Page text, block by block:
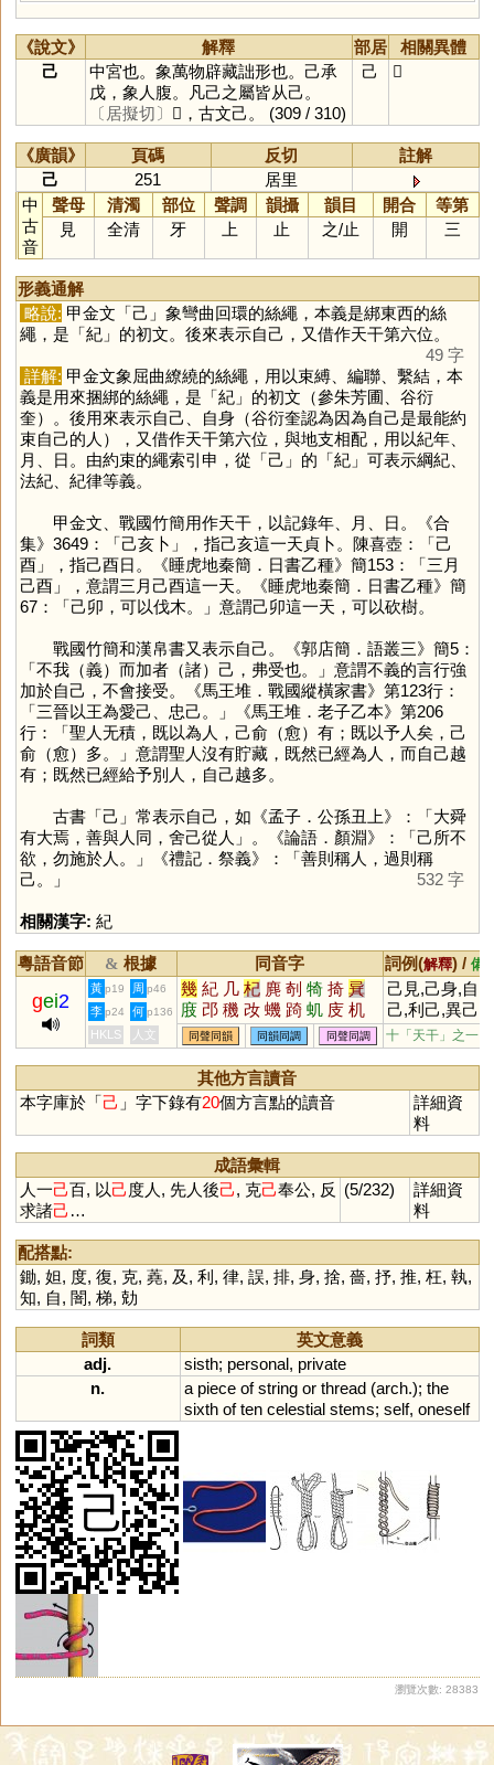
《說文》 解釋 部居
相關異體
己
中宮也。象萬物辟藏詘形也。己承
戊，象人腹。凡己之屬皆从己。
〔居擬切〕
𢀒，古文己。 (309 / 310)
己 𢀒
《廣韻》 頁碼 反切
註解
己
251
居里
中
古
音
聲母 清濁 部位 聲調 韻攝 韻目 開合
等第
見
全清 牙 上 止 之/止 開 三
形義通解
略說: 甲金文「己 」象彎曲回環的絲繩，本義是綁東西的絲
繩，是「紀」的初文。後來表示自己，又借作天干第六位。
49 字
詳解: 甲金文象屈曲繚繞的絲繩，用以束縛、編聯、繫結，本
義是用來捆綁的絲繩，是「紀」的初文（參朱芳圃、谷衍
奎）。後用來表示自己、自身（谷衍奎認為因為自己是最能約
束自己的人），又借作天干第六位，與地支相配，用以紀年、
月、日。由約束的繩索引申，從「己 」的「紀」可表示綱紀、
法紀、紀律等義。
甲金文、戰國竹簡用作天干，以記錄年、月、日。《合
集》3649：「己亥卜」，指己亥這一天貞卜。陳喜壺：「己
酉」，指己酉日。《睡虎地秦簡．日書乙種》簡153：「三月
己酉」，意謂三月己酉這一天。《睡虎地秦簡．日書乙種》簡
67：「己卯，可以伐木。」意謂己卯這一天，可以砍樹。
戰國竹簡和漢帛書又表示自己。《郭店簡．語叢三》簡5：
「不我（義）而加者（諸）己，弗受也。」意謂不義的言行強
加於自己，不會接受。《馬王堆．戰國縱橫家書》第123行：
「三晉以王為愛己、忠己。」《馬王堆．老子乙本》第206
行：「聖人无積，既以為人，己俞（愈）有；既以予人矣，己
俞（愈）多。」意謂聖人沒有貯藏，既然已經為人，而自己越
有；既然已經給予別人，自己越多。
古書「己 」常表示自己，如《孟子．公孫丑上》：「大舜
有大焉，善與人同，舍己從人」。《論語．顏淵》：「己所不
欲，勿施於人。」《禮記．祭義》：「善則稱人，過則稱
己。」
532 字
相關漢字: 紀
粵語音節 & 根據 同音字 詞例(解釋) / 備
gei2
黃 p19 周 p46 幾 紀 几 杞 麂 剞 犄 掎 㠱
庪 邔 穖 妀 蟣 踦 虮 庋 机
己見,己身,自
己,利己,異己,
知己,推己及人,
各執己見
李 p24 何 p136
HKLS 人文 同聲同韻 同韻同調 同聲同調 十「天干」之一
其他方言讀音
本字庫於「己 」字下錄有20個方言點的讀音
詳細資
料
成語彙輯
人一己百, 以己 度人, 先人後己, 克己奉公, 反
求諸己 …
(5/232)
詳細資
料
配搭點:
鋤, 妲, 度, 復, 克, 蕘, 及 , 利 , 律, 誤, 排, 身, 捨, 嗇, 抒, 推, 枉, 執,
知, 自, 闇, 梯, 勀
詞類
英文意義
adj.
sisth; personal, private
n.
a piece of string or thread(arch.); the
sixth of ten celestial stems; self, oneself
瀏覽次數: 28383